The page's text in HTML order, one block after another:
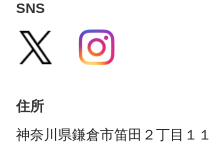
SNS
住所
神奈川県鎌倉市笛田２丁目１１